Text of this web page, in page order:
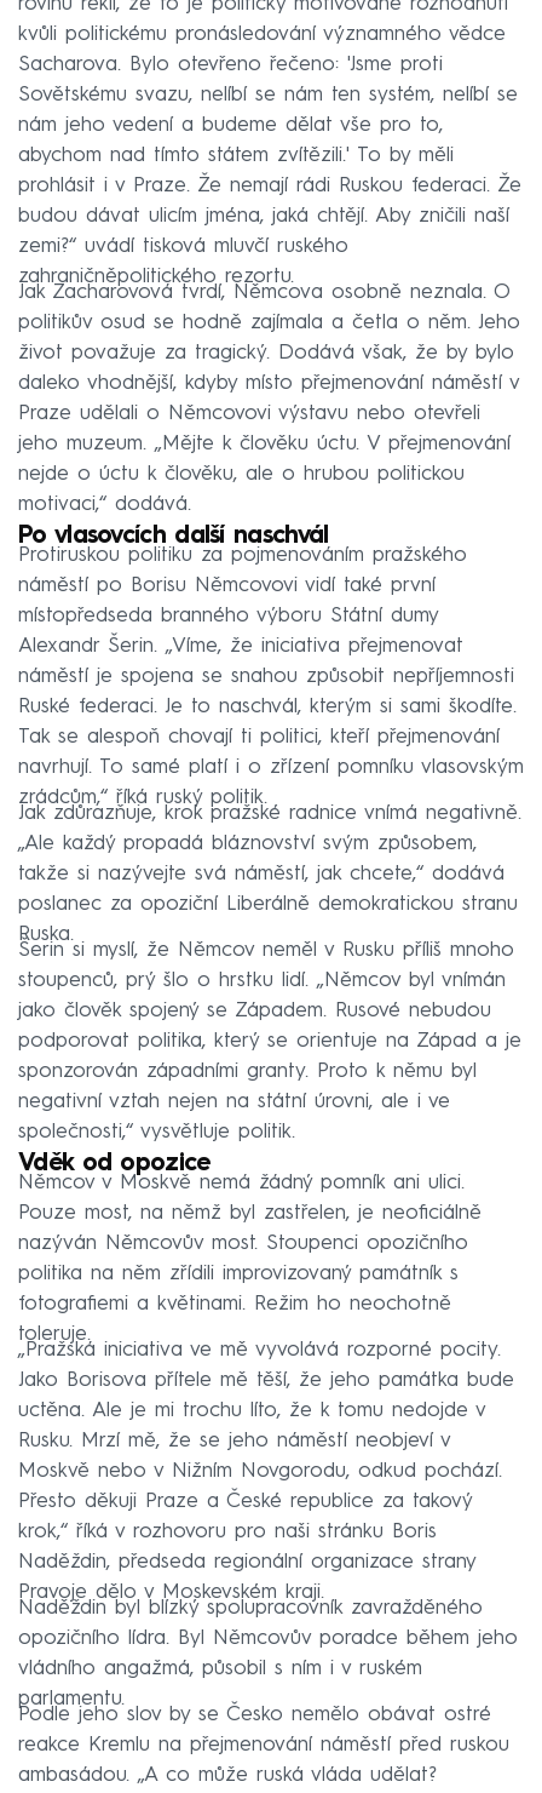
kvůli politickému pronásledování významného vědce
Sacharova. Bylo otevřeno řečeno: 'Jsme proti
Sovětskému svazu, nelíbí se nám ten systém, nelíbí se
nám jeho vedení a budeme dělat vše pro to,
abychom nad tímto státem zvítězili.' To by měli
prohlásit i v Praze. Že nemají rádi Ruskou federaci. Že
budou dávat ulicím jména, jaká chtějí. Aby zničili naší
zemi?“ uvádí tisková mluvčí ruského
zahraničněpolitického rezortu.
Jak Zacharovová tvrdí, Němcova osobně neznala. O
politikův osud se hodně zajímala a četla o něm. Jeho
život považuje za tragický. Dodává však, že by bylo
daleko vhodnější, kdyby místo přejmenování náměstí v
Praze udělali o Němcovovi výstavu nebo otevřeli
jeho muzeum. „Mějte k člověku úctu. V přejmenování
nejde o úctu k člověku, ale o hrubou politickou
motivaci,“ dodává.
Po vlasovcích další naschvál
Protiruskou politiku za pojmenováním pražského
náměstí po Borisu Němcovovi vidí také první
místopředseda branného výboru Státní dumy
Alexandr Šerin. „Víme, že iniciativa přejmenovat
náměstí je spojena se snahou způsobit nepříjemnosti
Ruské federaci. Je to naschvál, kterým si sami škodíte.
Tak se alespoň chovají ti politici, kteří přejmenování
navrhují. To samé platí i o zřízení pomníku vlasovským
zrádcům,“ říká ruský politik.
Jak zdůrazňuje, krok pražské radnice vnímá negativně.
„Ale každý propadá bláznovství svým způsobem,
takže si nazývejte svá náměstí, jak chcete,“ dodává
poslanec za opoziční Liberálně demokratickou stranu
Ruska.
Šerin si myslí, že Němcov neměl v Rusku příliš mnoho
stoupenců, prý šlo o hrstku lidí. „Němcov byl vnímán
jako člověk spojený se Západem. Rusové nebudou
podporovat politika, který se orientuje na Západ a je
sponzorován západními granty. Proto k němu byl
negativní vztah nejen na státní úrovni, ale i ve
společnosti,“ vysvětluje politik.
Vděk od opozice
Němcov v Moskvě nemá žádný pomník ani ulici.
Pouze most, na němž byl zastřelen, je neoficiálně
nazýván Němcovův most. Stoupenci opozičního
politika na něm zřídili improvizovaný památník s
fotografiemi a květinami. Režim ho neochotně
toleruje.
„Pražská iniciativa ve mě vyvolává rozporné pocity.
Jako Borisova přítele mě těší, že jeho památka bude
uctěna. Ale je mi trochu líto, že k tomu nedojde v
Rusku. Mrzí mě, že se jeho náměstí neobjeví v
Moskvě nebo v Nižním Novgorodu, odkud pochází.
Přesto děkuji Praze a České republice za takový
krok,“ říká v rozhovoru pro naši stránku Boris
Naděždin, předseda regionální organizace strany
Pravoje dělo v Moskevském kraji.
Naděždin byl blízký spolupracovník zavražděného
opozičního lídra. Byl Němcovův poradce během jeho
vládního angažmá, působil s ním i v ruském
parlamentu.
Podle jeho slov by se Česko nemělo obávat ostré
reakce Kremlu na přejmenování náměstí před ruskou
ambasádou. „A co může ruská vláda udělat?